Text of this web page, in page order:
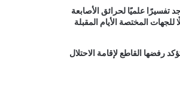
تفسيرًا علميًا لحرائق الأصابعة
المختصة الأيام المقبلة
رفضها القاطع لإقامة الاحتلال